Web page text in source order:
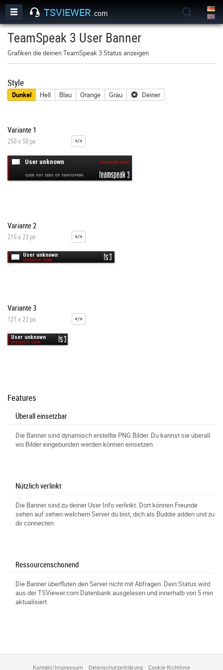
TSVIEWER .com
TeamSpeak 3 User Banner
Grafiken die deinen TeamSpeak 3 Status anzeigen
Style
Dunkel Hell Blau Orange Grau Deiner
Variante 1
250 x 50 px
Variante 2
215 x 23 px
Variante 3
121 x 23 px
Features
Überall einsetzbar
Die Banner sind dynamisch erstellte PNG Bilder. Du kannst sie überall
wo Bilder eingebunden werden können einsetzen.
Nützlich verlinkt
Die Banner sind zu deiner User Info verlinkt. Dort können Freunde
sehen auf sehen welchem Server du bist, dich als Buddie adden und zu
dir connecten.
Ressourcenschonend
Die Banner überfluten den Server nicht mit Abfragen. Dein Status wird
aus der TSViewer.com Datenbank ausgelesen und innerhalb von 5 min
aktualisiert.
Kontakt/Impressum Datenschutzerklärung Cookie Richtlinie